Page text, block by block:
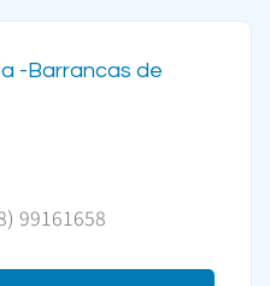
-Barrancas de
99161658